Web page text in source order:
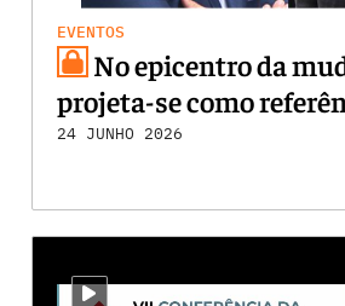
EVENTOS
No epicentro da
projeta-se como
24 JUNHO 2026
i-video